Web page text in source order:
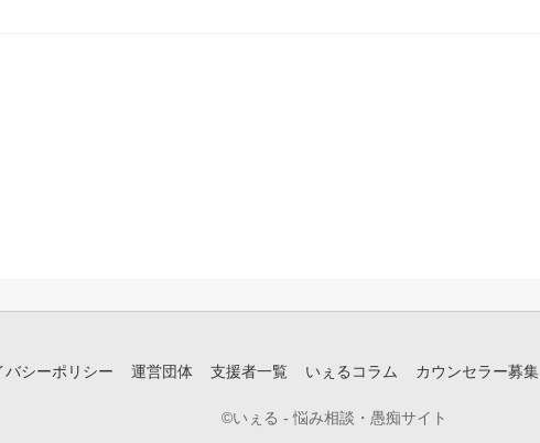
バシーポリシー 運営団体 支援者一覧 いぇるコラム カウンセラー募集
©いぇる - 悩み相談・愚痴サイト